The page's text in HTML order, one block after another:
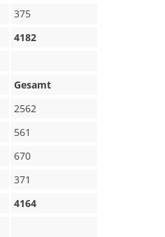
375
4182
Gesamt
2562
561
670
371
4164